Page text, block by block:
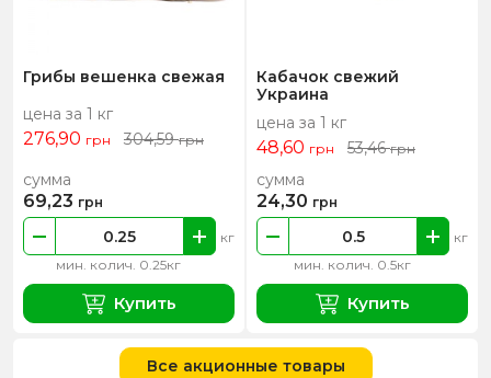
Грибы вешенка свежая
цена за 1 кг
276,90 грн 304,59грн
мин. колич. 0.25кг
кг
сумма
69,23 грн
Купить
Кабачок свежий
Украина
цена за 1 кг
48,60 грн 53,46грн
мин. колич. 0.5кг
кг
сумма
24,30 грн
Купить
Все акционные товары